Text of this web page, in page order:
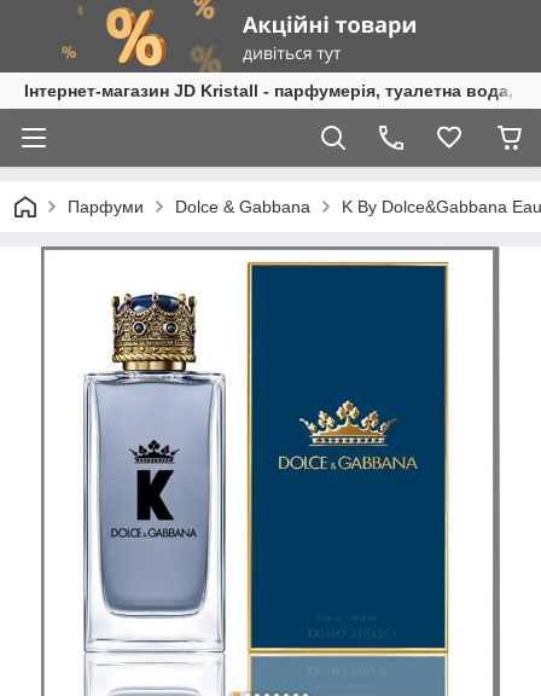
Інтернет-магазин JD Kristall - парфумерія, туалетна вода,
Парфуми Dolce & Gabbana K By Dolce&Gabbana